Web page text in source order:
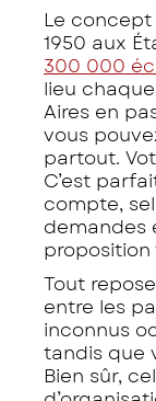
Le
1950 aux
300 000
lieu
Aires en
vous
partout.
C’est
compte,
demandes
proposition
Tout
entre les
inconnus
tandis que
Bien sûr,